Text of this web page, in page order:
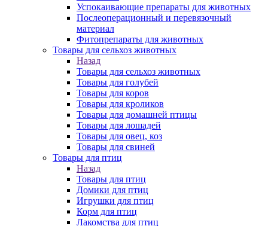
Успокаивающие препараты для животных
Послеоперационный и перевязочный
материал
Фитопрепараты для животных
Товары для сельхоз животных
Назад
Товары для сельхоз животных
Товары для голубей
Товары для коров
Товары для кроликов
Товары для домашней птицы
Товары для лошадей
Товары для овец, коз
Товары для свиней
Товары для птиц
Назад
Товары для птиц
Домики для птиц
Игрушки для птиц
Корм для птиц
Лакомства для птиц